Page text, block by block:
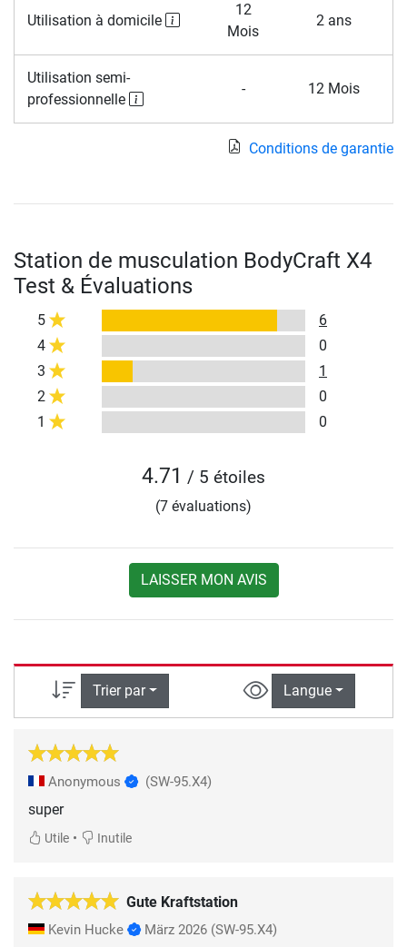
Utilisation à domicile
12
Mois
2 ans
Utilisation semi-
professionnelle
- 12 Mois
Conditions de garantie
Station de musculation BodyCraft X4
Test & Évaluations
5
6
4
0
3
1
2
0
1
0
4.71 / 5 étoiles
(7 évaluations)
LAISSER MON AVIS
Trier par Langue
Anonymous (SW-95.X4)
super
Utile • Inutile
Gute Kraftstation
Kevin Hucke März 2026 (SW-95.X4)